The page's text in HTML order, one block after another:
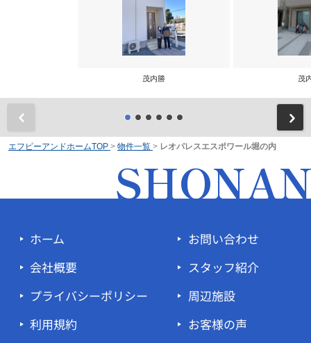
茂内勝 茂
エフピーアンドホームTOP > 物件一覧 > レオパレスエスポワール堀の内
ホーム
会社概要
プライバシーポリシー
利用規約
お問い合わせ
スタッフ紹介
周辺施設
お客様の声